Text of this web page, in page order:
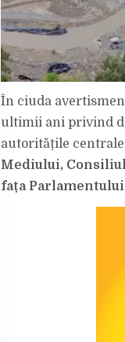
În ciuda
ultimii ani privind
autoritățile
Mediului,
fața